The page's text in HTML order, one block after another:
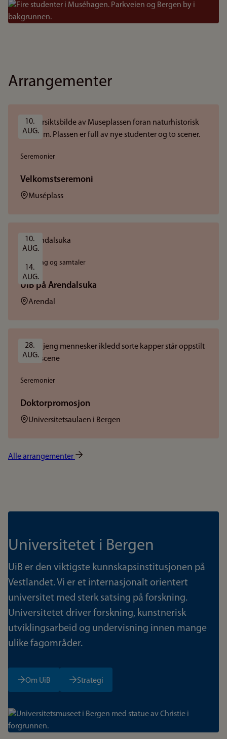
Bilde
Arrangementer
10.
AUG.
Seremonier
Velkomstseremoni
Sted:Muséplass
10.
AUG.
14.
AUG.
Foredrag og samtaler
UiB på Arendalsuka
Sted:Arendal
28.
AUG.
Seremonier
Doktorpromosjon
Sted:Universitetsaulaen i Bergen
Alle arrangementer
Universitetet i Bergen
UiB er den viktigste kunnskapsinstitusjonen på
Vestlandet. Vi er et internasjonalt orientert
universitet med sterk satsing på forskning.
Universitetet driver forskning, kunstnerisk
utviklingsarbeid og undervisning innen mange
ulike fagområder.
Om UiB Strategi
Bilde